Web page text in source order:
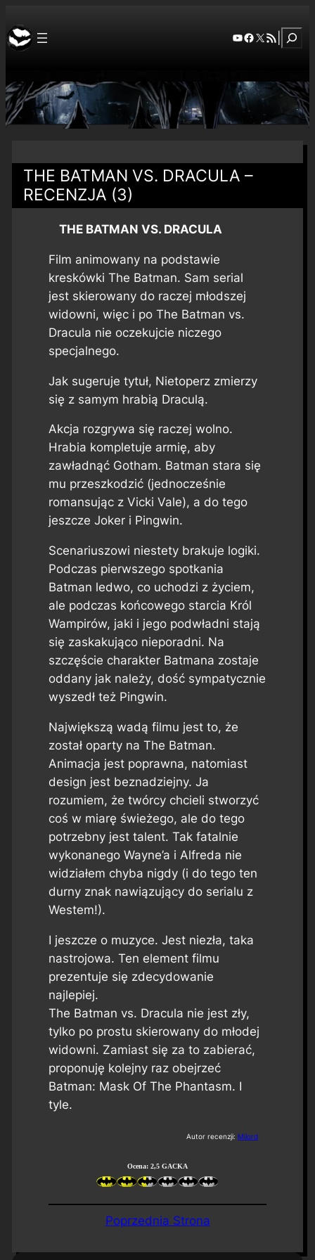
YouTube
Facebook
X RSS Feed
THE BATMAN VS. DRACULA –
RECENZJA (3)
THE BATMAN VS. DRACULA
Film animowany na podstawie
kreskówki The Batman. Sam serial
jest skierowany do raczej młodszej
widowni, więc i po The Batman vs.
Dracula nie oczekujcie niczego
specjalnego.
Jak sugeruje tytuł, Nietoperz zmierzy
się z samym hrabią Draculą.
Akcja rozgrywa się raczej wolno.
Hrabia kompletuje armię, aby
zawładnąć Gotham. Batman stara się
mu przeszkodzić (jednocześnie
romansując z Vicki Vale), a do tego
jeszcze Joker i Pingwin.
Scenariuszowi niestety brakuje logiki.
Podczas pierwszego spotkania
Batman ledwo, co uchodzi z życiem,
ale podczas końcowego starcia Król
Wampirów, jaki i jego podwładni stają
się zaskakująco nieporadni. Na
szczęście charakter Batmana zostaje
oddany jak należy, dość sympatycznie
wyszedł też Pingwin.
Największą wadą filmu jest to, że
został oparty na The Batman.
Animacja jest poprawna, natomiast
design jest beznadziejny. Ja
rozumiem, że twórcy chcieli stworzyć
coś w miarę świeżego, ale do tego
potrzebny jest talent. Tak fatalnie
wykonanego Wayne’a i Alfreda nie
widziałem chyba nigdy (i do tego ten
durny znak nawiązujący do serialu z
Westem!).
I jeszcze o muzyce. Jest niezła, taka
nastrojowa. Ten element filmu
prezentuje się zdecydowanie
najlepiej.
The Batman vs. Dracula nie jest zły,
tylko po prostu skierowany do młodej
widowni. Zamiast się za to zabierać,
proponuję kolejny raz obejrzeć
Batman: Mask Of The Phantasm. I
tyle.
Autor recenzji: Milord
Ocena: 2,5 GACKA
Poprzednia Strona